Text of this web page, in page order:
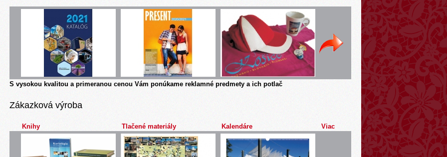
S vysokou kvalitou a primeranou cenou Vám ponúkame reklamné predmety a ich potlač
Zákazková výroba
Knihy Tlačené materiály Kalendáre Viac